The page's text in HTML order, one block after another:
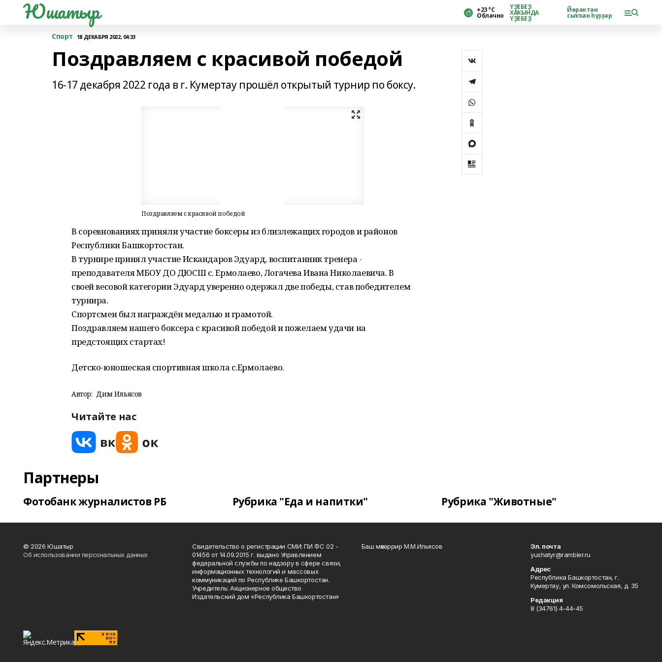
Юшатыр +23 °С
Облачно
ҮҘЕБЕҘ
ХАҠЫНДА
ҮҘЕБЕҘ
Йөрәктән
сыҡҡан һүҙҙәр
Спорт 18 ДЕКАБРЯ 2022, 04:33
Поздравляем с красивой победой
16-17 декабря 2022 года в г. Кумертау прошёл открытый турнир по боксу.
Поздравляем с красивой победой
В соревнованиях приняли участие боксеры из близлежащих городов и районов
Республики Башкортостан.
В турнире принял участие Искандаров Эдуард, воспитанник тренера -
преподавателя МБОУ ДО ДЮСШ с. Ермолаево, Логачева Ивана Николаевича. В
своей весовой категории Эдуард уверенно одержал две победы, став победителем
турнира.
Спортсмен был награждён медалью и грамотой.
Поздравляем нашего боксера с красивой победой и пожелаем удачи на
предстоящих стартах!
Детско-юношеская спортивная школа с.Ермолаево.
Автор: Дим Ильясов
Читайте нас
Партнеры
Фотобанк журналистов РБ Рубрика "Еда и напитки" Рубрика "Животные"
© 2026 Юшатыр
Об использовании персональных данных
Свидетельство о регистрации СМИ: ПИ ФС 02 -
01456 от 14.09.2015 г. выдано Управлением
федеральной службы по надзору в сфере связи,
информационных технологий и массовых
коммуникаций по Республике Башкортостан.
Учредитель: Акционерное общество
Издательский дом «Республика Башкортостан»
Баш мөхәррир М.М.Ильясов
Эл. почта
yushatyr@rambler.ru
Адрес
Республика Башкортостан, г.
Кумертау, ул. Комсомольская, д. 35
Редакция
8 (34761) 4-44-45